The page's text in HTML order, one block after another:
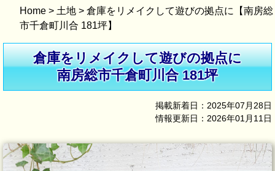
Home > 土地 > 倉庫をリメイクして遊びの拠点に【南房総
市千倉町川合 181坪】
倉庫をリメイクして遊びの拠点に
南房総市千倉町川合 181坪
掲載新着日：2025年07月28日
情報更新日：2026年01月11日